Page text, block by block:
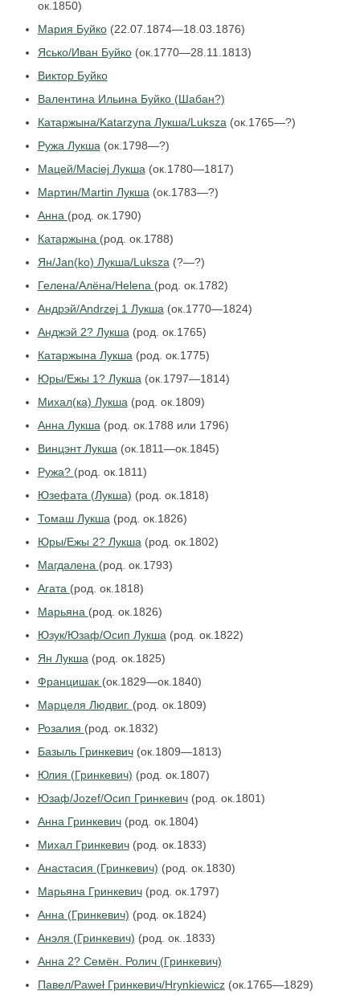
ок.1850)
Мария Буйко(22.07.1874—18.03.1876)
Ясько/Иван Буйко(ок.1770—28.11.1813)
Виктор Буйко
Валентина Ильина Буйко (Шабан?)
Катаржына/Katarzyna Лукша/Luksza(ок.1765—?)
Ружа Лукша(ок.1798—?)
Мацей/Maciej Лукша(ок.1780—1817)
Мартин/Martin Лукша(ок.1783—?)
Анна (род. ок.1790)
Катаржына (род. ок.1788)
Ян/Jan(ko) Лукша/Luksza(?—?)
Гелена/Алёна/Helena (род. ок.1782)
Андрэй/Andrzej 1 Лукша(ок.1770—1824)
Анджэй 2? Лукша(род. ок.1765)
Катаржына Лукша(род. ок.1775)
Юры/Ежы 1? Лукша(ок.1797—1814)
Михал(ка) Лукша(род. ок.1809)
Анна Лукша(род. ок.1788 или 1796)
Винцэнт Лукша(ок.1811—ок.1845)
Ружа? (род. ок.1811)
Юзефата (Лукша) (род. ок.1818)
Томаш Лукша(род. ок.1826)
Юры/Ежы 2? Лукша(род. ок.1802)
Магдалена (род. ок.1793)
Агата (род. ок.1818)
Марьяна (род. ок.1826)
Юзук/Юзаф/Осип Лукша(род. ок.1822)
Ян Лукша(род. ок.1825)
Францишак (ок.1829—ок.1840)
Марцеля Людвиг. (род. ок.1809)
Розалия (род. ок.1832)
Базыль Гринкевич(ок.1809—1813)
Юлия (Гринкевич) (род. ок.1807)
Юзаф/Jozef/Осип Гринкевич(род. ок.1801)
Анна Гринкевич(род. ок.1804)
Михал Гринкевич(род. ок.1833)
Анастасия (Гринкевич) (род. ок.1830)
Марьяна Гринкевич(род. ок.1797)
Анна (Гринкевич) (род. ок.1824)
Анэля (Гринкевич) (род. ок..1833)
Анна 2? Семён. Ролич (Гринкевич)
Павел/Paweł Гринкевич/Hrynkiewicz(ок.1765—1829)